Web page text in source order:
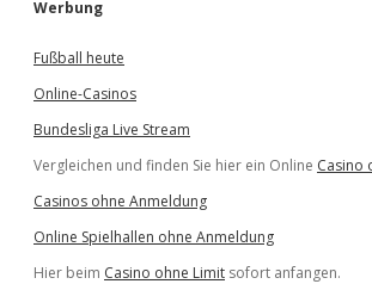
Werbung
Fußball heute
Online-Casinos
Bundesliga Live Stream
Vergleichen und finden Sie hier ein Online Casino
Casinos ohne Anmeldung
Online Spielhallen ohne Anmeldung
Hier beim Casino ohne Limit sofort anfangen.